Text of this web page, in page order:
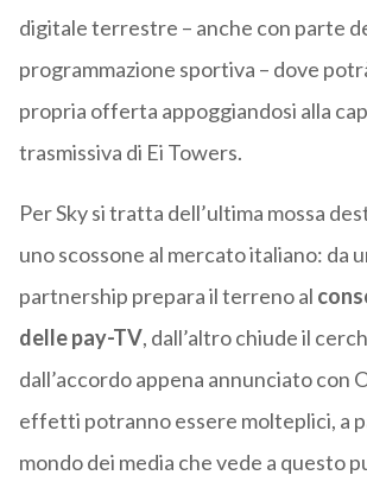
digitale terrestre – anche con parte
programmazione sportiva – dove
propria offerta appoggiandosi alla
trasmissiva di Ei Towers.
Per Sky si tratta dell’ultima mossa
uno scossone al mercato italiano: da
partnership prepara il terreno al
delle pay-TV, dall’altro chiude il
dall’accordo appena annunciato con
effetti potranno essere molteplici, a
mondo dei media che vede a questo